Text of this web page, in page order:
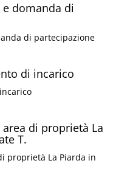
domanda di
di partecipazione
di incarico
di proprietà La
T.
proprietà La Piarda in